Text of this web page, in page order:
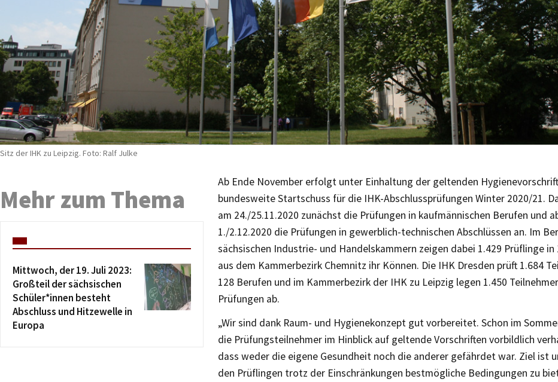
Sitz der IHK zu Leipzig. Foto: Ralf Julke
Ab Ende November erfolgt unter Einhaltung der geltenden
bundesweite Startschuss für die IHK-Abschlussprüfungen Winter 2020/21.
am 24./25.11.2020 zunächst die Prüfungen in kaufmännischen Berufen und
1./2.12.2020 die Prüfungen in gewerblich-technischen Abschlüssen an. Im
sächsischen Industrie- und Handelskammern zeigen dabei 1.429 Prüflinge in
aus dem Kammerbezirk Chemnitz ihr Können. Die IHK Dresden prüft 1.684
128 Berufen und im Kammerbezirk der IHK zu Leipzig legen 1.450
Prüfungen ab.
„Wir sind dank Raum- und Hygienekonzept gut vorbereitet. Schon im
die Prüfungsteilnehmer im Hinblick auf geltende Vorschriften vorbildlich
dass weder die eigene Gesundheit noch die anderer gefährdet war. Ziel ist
den Prüflingen trotz der Einschränkungen bestmögliche Bedingungen zu
Mehr zum Thema
Mittwoch, der 19. Juli 2023:
Großteil der sächsischen
Schüler*innen besteht
Abschluss und Hitzewelle in
Europa